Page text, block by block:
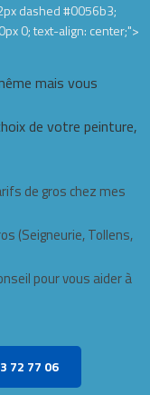
dashed #0056b3;
0; text-align: center;">
mais vous
de votre peinture,
de gros chez mes
(Seigneurie, Tollens,
pour vous aider à
72 77 06